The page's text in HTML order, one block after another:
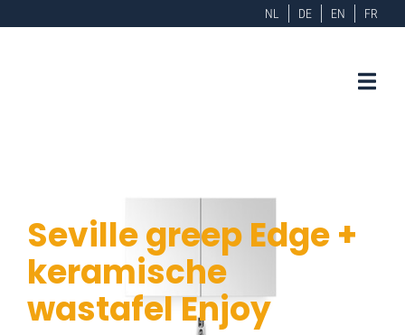
NL DE EN FR
Seville greep Edge +
keramische
wastafel Enjoy